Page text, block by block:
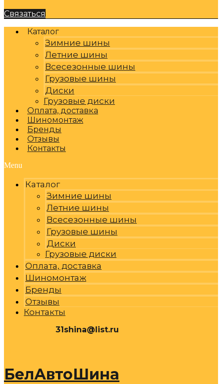
Связаться
Каталог
Зимние шины
Летние шины
Всесезонные шины
Грузовые шины
Диски
Грузовые диски
Оплата, доставка
Шиномонтаж
Бренды
Отзывы
Контакты
Menu
Каталог
Зимние шины
Летние шины
Всесезонные шины
Грузовые шины
Диски
Грузовые диски
Оплата, доставка
Шиномонтаж
Бренды
Отзывы
Контакты
31shina@list.ru
БелАвтоШина